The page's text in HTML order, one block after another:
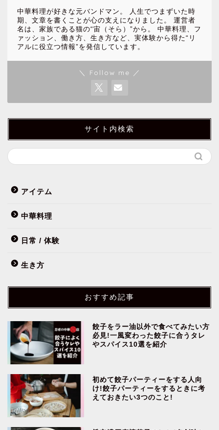
中華料理が好きな元バンドマン。 人生でつまずいた時
期、文章を書くことが心の支えになりました。 運営者
名は、家族である猫の“宙（そら）”から。 中華料理、フ
ァッション、働き方、生き方など、実体験から得た“リ
アルに役立つ情報”を発信しています。
＼ Follow me ／
サイト内検索
アイテム
中華料理
日常 / 体験
生き方
おすすめ記事
餃子をラー油以外で食べてみたい方
必見!一風変わった餃子に合うタレ
やスパイス10選を紹介
初めて餃子パーティーをする人向
け!餃子パーティーをするときに考
えておきたい3つのこと!